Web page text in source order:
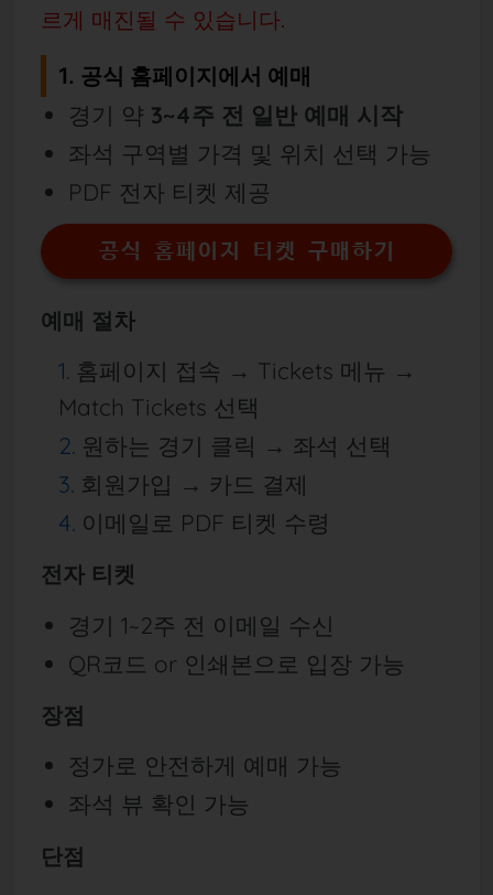
르게 매진될 수 있습니다.
1. 공식 홈페이지에서 예매
경기 약 3~4주 전 일반 예매 시작
좌석 구역별 가격 및 위치 선택 가능
PDF 전자 티켓 제공
공식 홈페이지 티켓 구매하기
예매 절차
홈페이지 접속 → Tickets 메뉴 →
Match Tickets 선택
원하는 경기 클릭 → 좌석 선택
회원가입 → 카드 결제
이메일로 PDF 티켓 수령
전자 티켓
경기 1~2주 전 이메일 수신
QR코드 or 인쇄본으로 입장 가능
장점
정가로 안전하게 예매 가능
좌석 뷰 확인 가능
단점